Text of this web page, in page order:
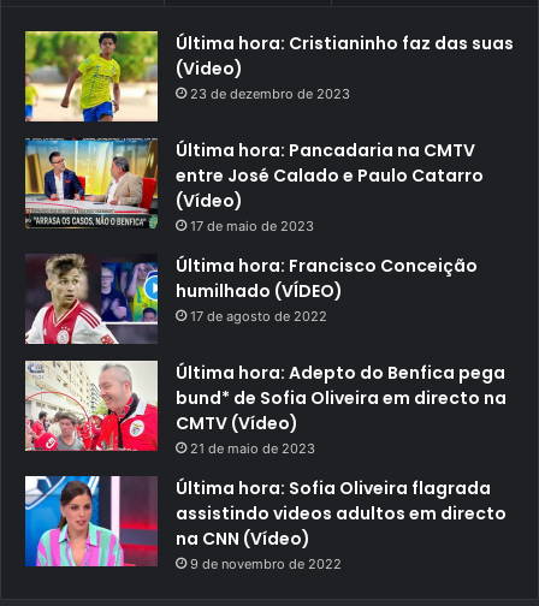
Última hora: Cristianinho faz das suas
(Video)
23 de dezembro de 2023
Última hora: Pancadaria na CMTV
entre José Calado e Paulo Catarro
(Vídeo)
17 de maio de 2023
Última hora: Francisco Conceição
humilhado (VÍDEO)
17 de agosto de 2022
Última hora: Adepto do Benfica pega
bund* de Sofia Oliveira em directo na
CMTV (Vídeo)
21 de maio de 2023
Última hora: Sofia Oliveira flagrada
assistindo videos adultos em directo
na CNN (Vídeo)
9 de novembro de 2022